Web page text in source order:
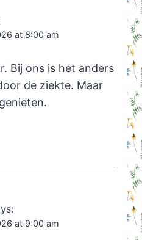
at 8:00 am
Bij ons is het anders
de ziekte. Maar
at 9:00 am